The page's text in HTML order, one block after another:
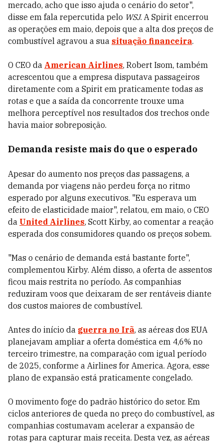
mercado, acho que isso ajuda o cenário do setor",
disse em fala repercutida pelo WSJ. A Spirit encerrou
as operações em maio, depois que a alta dos preços de
combustível agravou a sua situação financeira.
O CEO da American Airlines, Robert Isom, também
acrescentou que a empresa disputava passageiros
diretamente com a Spirit em praticamente todas as
rotas e que a saída da concorrente trouxe uma
melhora perceptível nos resultados dos trechos onde
havia maior sobreposição.
Demanda resiste mais do que o esperado
Apesar do aumento nos preços das passagens, a
demanda por viagens não perdeu força no ritmo
esperado por alguns executivos. "Eu esperava um
efeito de elasticidade maior", relatou, em maio, o CEO
da United Airlines, Scott Kirby, ao comentar a reação
esperada dos consumidores quando os preços sobem.
"Mas o cenário de demanda está bastante forte",
complementou Kirby. Além disso, a oferta de assentos
ficou mais restrita no período. As companhias
reduziram voos que deixaram de ser rentáveis diante
dos custos maiores de combustível.
Antes do início da guerra no Irã, as aéreas dos EUA
planejavam ampliar a oferta doméstica em 4,6% no
terceiro trimestre, na comparação com igual período
de 2025, conforme a Airlines for America. Agora, esse
plano de expansão está praticamente congelado.
O movimento foge do padrão histórico do setor. Em
ciclos anteriores de queda no preço do combustível, as
companhias costumavam acelerar a expansão de
rotas para capturar mais receita. Desta vez, as aéreas